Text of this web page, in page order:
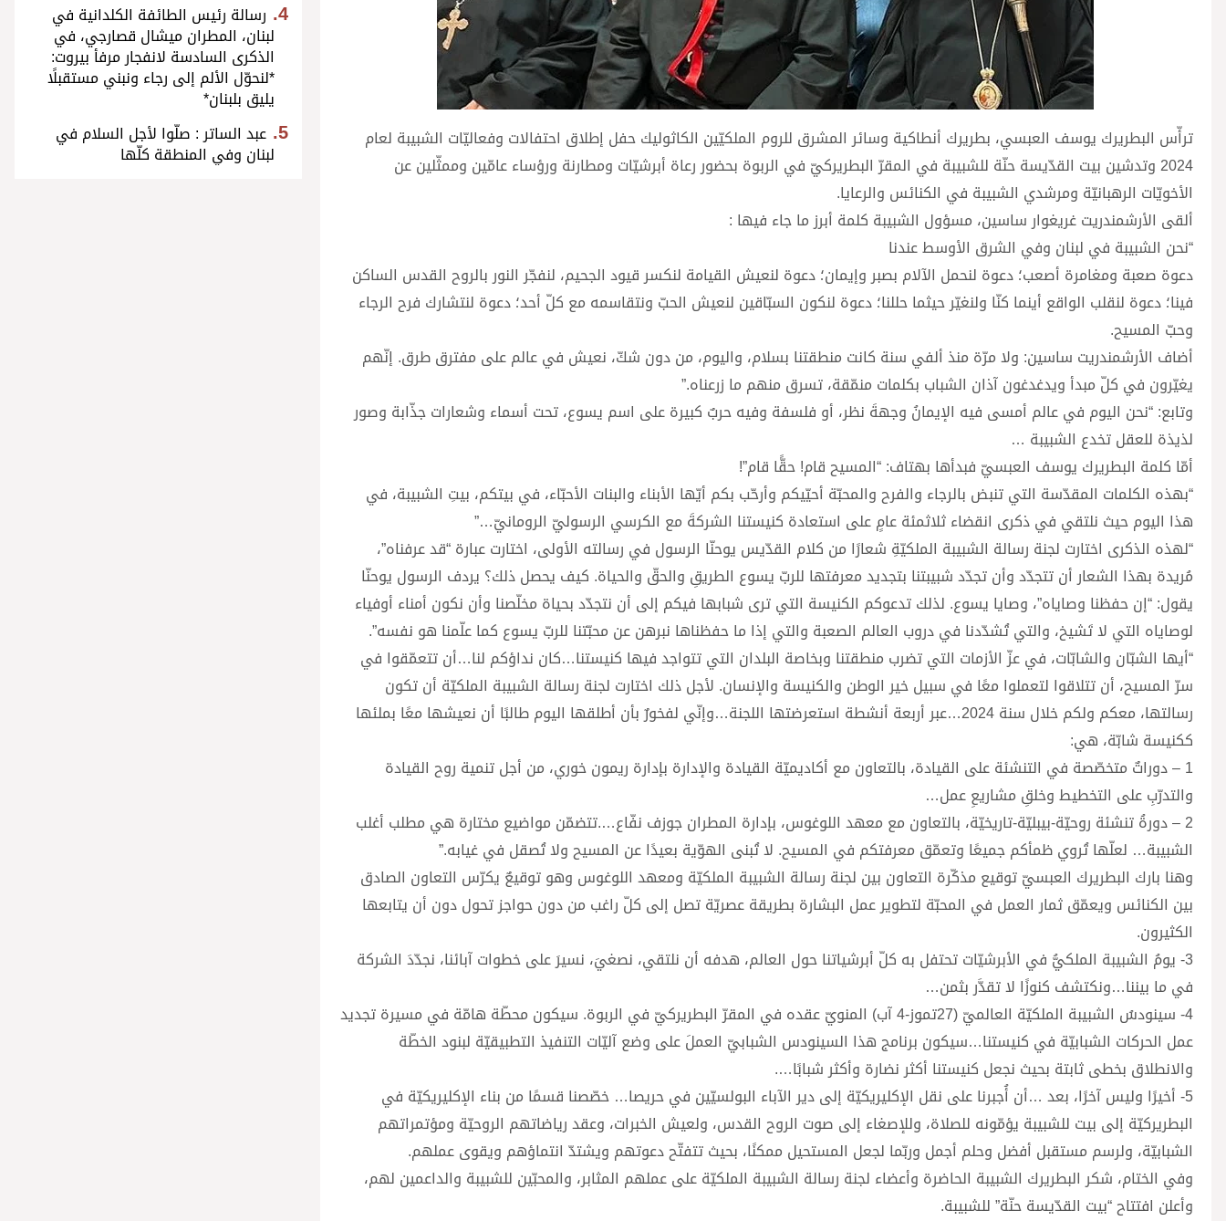
ترأّس البطريرك يوسف العبسي، بطريرك أنطاكية وسائر المشرق للروم الملكيّين الكاثوليك حفل إطلاق احتفالات وفعاليّات الشبيبة لعام
2024 وتدشين بيت القدّيسة حنّة للشبيبة في المقرّ البطريركيّ في الربوة بحضور رعاة أبرشيّات ومطارنة ورؤساء عامّين وممثّلين عن
الأخويّات الرهبانيّة ومرشدي الشبيبة في الكنائس والرعايا.
ألقى الأرشمندريت غريغوار ساسين، مسؤول الشبيبة كلمة أبرز ما جاء فيها :
“نحن الشبيبة في لبنان وفي الشرق الأوسط عندنا
دعوة صعبة ومغامرة أصعب؛ دعوة لنحمل الآلام بصبر وإيمان؛ دعوة لنعيش القيامة لنكسر قيود الجحيم، لنفجّر النور بالروح القدس الساكن
فينا؛ دعوة لنقلب الواقع أينما كنّا ولنغيّر حيثما حللنا؛ دعوة لنكون السبّاقين لنعيش الحبّ ونتقاسمه مع كلّ أحد؛ دعوة لنتشارك فرح الرجاء
وحبّ المسيح.
أضاف الأرشمندريت ساسين: ولا مرّة منذ ألفي سنة كانت منطقتنا بسلام، واليوم، من دون شكّ، نعيش في عالم على مفترق طرق. إنّهم
يغيّرون في كلّ مبدأ ويدغدغون آذان الشباب بكلمات منمّقة، تسرق منهم ما زرعناه.”
وتابع: “نحن اليوم في عالم أمسى فيه الإيمانُ وجهةَ نظر، أو فلسفة وفيه حربٌ كبيرة على اسم يسوع، تحت أسماء وشعارات جذّابة وصور
لذيذة للعقل تخدع الشبيبة …
أمّا كلمة البطريرك يوسف العبسيّ فبدأها بهتاف: “المسيح قام! حقًّا قام”!
“بهذه الكلمات المقدّسة التي تنبض بالرجاء والفرح والمحبّة أحيّيكم وأرحّب بكم أيّها الأبناء والبنات الأحبّاء، في بيتكم، بيتِ الشبيبة، في
هذا اليوم حيث نلتقي في ذكرى انقضاء ثلاثمئة عامٍ على استعادة كنيستنا الشركةَ مع الكرسي الرسوليّ الرومانيّ…”
“لهذه الذكرى اختارت لجنة رسالة الشبيبة الملكيّةِ شعارًا من كلام القدّيس يوحنّا الرسول في رسالته الأولى، اختارت عبارة “قد عرفناه”،
مُريدة بهذا الشعار أن تتجدّد وأن تجدّد شبيبتنا بتجديد معرفتها للربّ يسوع الطريقِ والحقّ والحياة. كيف يحصل ذلك؟ يردف الرسول يوحنّا
يقول: “إن حفظنا وصاياه”، وصايا يسوع. لذلك تدعوكم الكنيسة التي ترى شبابها فيكم إلى أن نتجدّد بحياة مخلّصنا وأن نكون أمناء أوفياء
لوصاياه التي لا تَشيخ، والتي تُشدّدنا في دروب العالم الصعبة والتي إذا ما حفظناها نبرهن عن محبّتنا للربّ يسوع كما علّمنا هو نفسه”.
“أيها الشبّان والشابّات، في عزّ الأزمات التي تضرب منطقتنا وبخاصة البلدان التي تتواجد فيها كنيستنا…كان نداؤكم لنا…أن تتعمّقوا في
سرّ المسيح، أن تتلاقوا لتعملوا معًا في سبيل خير الوطن والكنيسة والإنسان. لأجل ذلك اختارت لجنة رسالة الشبيبة الملكيّة أن تكون
رسالتها، معكم ولكم خلال سنة 2024…عبر أربعة أنشطة استعرضتها اللجنة…وإنّي لفخورٌ بأن أطلقها اليوم طالبًا أن نعيشها معًا بملئها
ككنيسة شابّة، هي:
1 – دوراتٌ متخصّصة في التنشئة على القيادة، بالتعاون مع أكاديميّة القيادة والإدارة بإدارة ريمون خوري، من أجل تنمية روح القيادة
والتدرّبِ على التخطيط وخلقِ مشاريعِ عمل…
2 – دورةُ تنشئة روحيّة-بيبليّة-تاريخيّة، بالتعاون مع معهد اللوغوس، بإدارة المطران جوزف نفّاع….تتضمّن مواضيع مختارة هي مطلب أغلب
الشبيبة… لعلّها تُروي ظمأكم جميعًا وتعمّق معرفتكم في المسيح. لا تُبنى الهوّية بعيدًا عن المسيح ولا تُصقل في غيابه.”
وهنا بارك البطريرك العبسيّ توقيع مذكّرة التعاون بين لجنة رسالة الشبيبة الملكيّة ومعهد اللوغوس وهو توقيعٌ يكرّس التعاون الصادق
بين الكنائس ويعمّق ثمار العمل في المحبّة لتطوير عمل البشارة بطريقة عصريّة تصل إلى كلّ راغب من دون حواجز تحول دون أن يتابعها
الكثيرون.
3- يومُ الشبيبة الملكيُّ في الأبرشيّات تحتفل به كلّ أبرشياتنا حول العالم، هدفه أن نلتقي، نصغيَ، نسيرَ على خطوات آبائنا، نجدّدَ الشركة
في ما بيننا…ونكتشف كنوزًا لا تقدَّر بثمن…
4- سينودسُ الشبيبة الملكيّة العالميّ (27تموز-4 آب) المنويّ عقده في المقرّ البطريركيّ في الربوة. سيكون محطّة هامّة في مسيرة تجديد
عمل الحركات الشبابيّة في كنيستنا…سيكون برنامج هذا السينودس الشبابيّ العملَ على وضع آليّات التنفيذ التطبيقيّة لبنود الخطّة
والانطلاق بخطى ثابتة بحيث نجعل كنيستنا أكثر نضارة وأكثر شبابًا….
5- أخيرًا وليس آخرًا، بعد …أن أُجبرنا على نقل الإكليريكيّة إلى دير الآباء البولسيّين في حريصا… خصّصنا قسمًا من بناء الإكليريكيّة في
البطريركيّة إلى بيت للشبيبة يؤمّونه للصلاة، وللإصغاء إلى صوت الروح القدس، ولعيش الخبرات، وعقد رياضاتهم الروحيّة ومؤتمراتهم
الشبابيّة، ولرسم مستقبل أفضل وحلم أجمل وربّما لجعل المستحيل ممكنًا، بحيث تتفتّح دعوتهم ويشتدّ انتماؤهم ويقوى عملهم.
وفي الختام، شكر البطريرك الشبيبة الحاضرة وأعضاء لجنة رسالة الشبيبة الملكيّة على عملهم المثابر، والمحبّين للشبيبة والداعمين لهم،
وأعلن افتتاح “بيت القدّيسة حنّة” للشبيبة.
رسالة رئيس الطائفة الكلدانية في
لبنان، المطران ميشال قصارجي، في
الذكرى السادسة لانفجار مرفأ بيروت:
*لنحوّل الألم إلى رجاء ونبني مستقبلًا
يليق بلبنان*
عبد الساتر : صلّوا لأجل السلام في
لبنان وفي المنطقة كلّها